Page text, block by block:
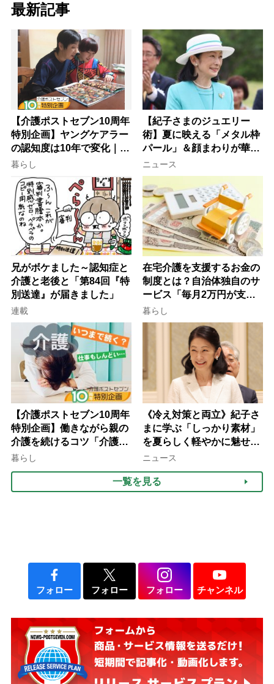
最新記事
【介護ポストセブン10周年
特別企画】ヤングケアラー
の認知度は10年で変化｜流
行語大賞にノミネート、法
律にも明記されたが果たし
て現在は？
暮らし
【紀子さまのジュエリー
術】夏に映える「メタル枠
パール」＆顔まわりが華や
ぐ「揺れる一粒」の使い分
け方
ニュース
兄がボケました～認知症と
介護と老後と「第84回『特
別送達』が届きました」
連載
在宅介護を支援するお金の
制度とは？自治体独自のサ
ービス「毎月2万円が支給
される」ケースも【FP解
説】
暮らし
【介護ポストセブン10周年
特別企画】働きながら親の
介護を続けるコツ「介護は
10年以上続くことも…3つ
みよう」【社会福祉士解
説】
暮らし
《冷え対策と両立》紀子さ
まに学ぶ「しっかり素材」
を夏らしく軽やかに魅せる
3つの着こなし法則
ニュース
一覧を見る
フォロー フォロー フォロー チャンネル